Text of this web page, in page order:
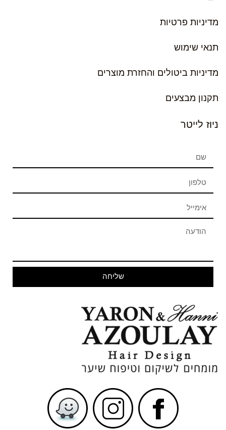
מדיניות פרטיות
תנאי שימוש
מדיניות ביטולים והחזרת מוצרים
תקנון מבצעים
ניוז לייטר
שליחה